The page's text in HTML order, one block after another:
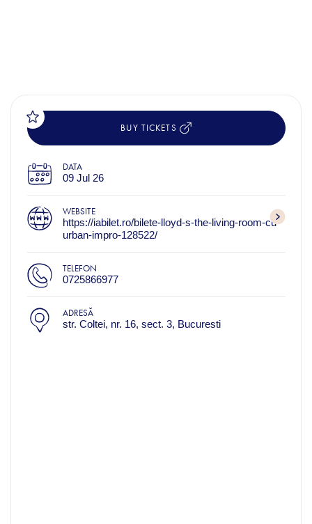
BUY TICKETS
DATA
09 Jul 26
WEBSITE
https://iabilet.ro/bilete-lloyd-s-the-living-room-cu-
urban-impro-128522/
TELEFON
0725866977
ADRESĂ
str. Coltei, nr. 16, sect. 3, Bucuresti